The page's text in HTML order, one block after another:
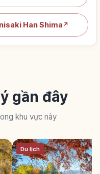
Han Shima ↗
gần đây
khu vực này
Du lịch